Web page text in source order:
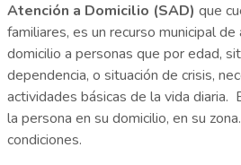
Atención a Domicilio (SAD) que
familiares, es un recurso municipal
domicilio a personas que por edad,
dependencia, o situación de crisis,
actividades básicas de la vida diaria.
la persona en su domicilio, en su
condiciones.